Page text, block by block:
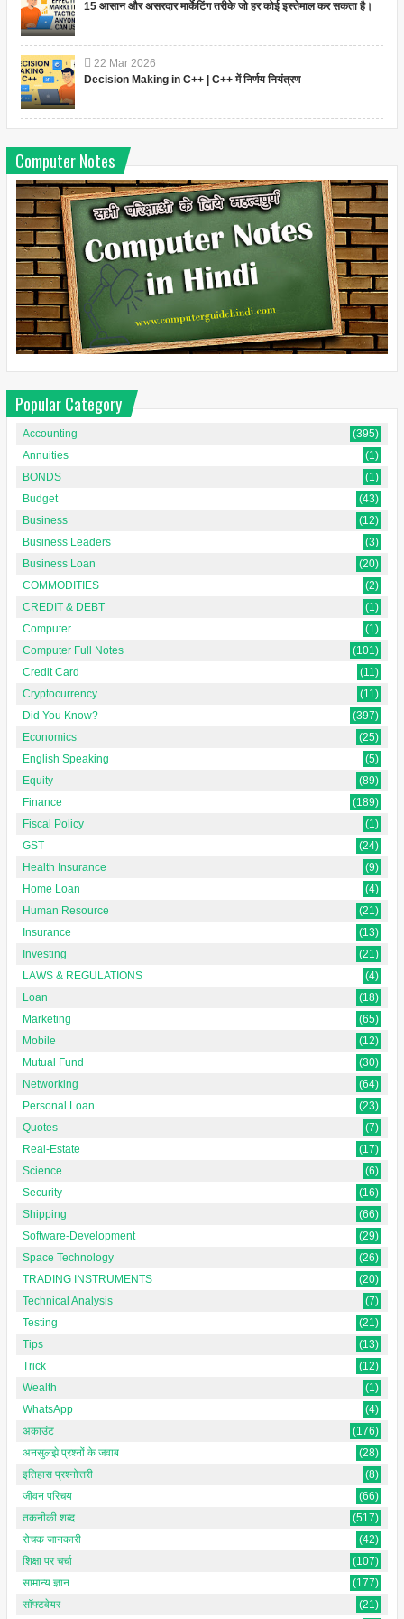
15 आसान और असरदार मार्केटिंग तरीके जो हर कोई इस्तेमाल कर सकता है।
22 Mar 2026
Decision Making in C++ | C++ में निर्णय नियंत्रण
Computer Notes
Popular Category
Accounting
(395)
Annuities
(1)
BONDS
(1)
Budget
(43)
Business
(12)
Business Leaders
(3)
Business Loan
(20)
COMMODITIES
(2)
CREDIT & DEBT
(1)
Computer
(1)
Computer Full Notes
(101)
Credit Card
(11)
Cryptocurrency
(11)
Did You Know?
(397)
Economics
(25)
English Speaking
(5)
Equity
(89)
Finance
(189)
Fiscal Policy
(1)
GST
(24)
Health Insurance
(9)
Home Loan
(4)
Human Resource
(21)
Insurance
(13)
Investing
(21)
LAWS & REGULATIONS
(4)
Loan
(18)
Marketing
(65)
Mobile
(12)
Mutual Fund
(30)
Networking
(64)
Personal Loan
(23)
Quotes
(7)
Real-Estate
(17)
Science
(6)
Security
(16)
Shipping
(66)
Software-Development
(29)
Space Technology
(26)
TRADING INSTRUMENTS
(20)
Technical Analysis
(7)
Testing
(21)
Tips
(13)
Trick
(12)
Wealth
(1)
WhatsApp
(4)
अकाउंट
(176)
अनसुलझे प्रश्नों के जवाब
(28)
इतिहास प्रश्नोत्तरी
(8)
जीवन परिचय
(66)
तकनीकी शब्द
(517)
रोचक जानकारी
(42)
शिक्षा पर चर्चा
(107)
सामान्य ज्ञान
(177)
सॉफ्टवेयर
(21)